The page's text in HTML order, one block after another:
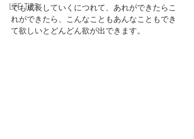
LIFE TIPS
でも成長していくにつれて、あれができたらこ
れができたら、こんなこともあんなこともでき
て欲しいとどんどん欲が出できます。